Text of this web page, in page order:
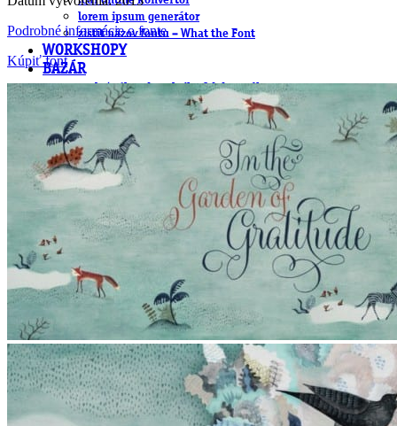
lorem ipsum generátor
zistiť názov fontu – What the Font
WORKSHOPY
BAZÁR
zaslať súbor do rubriky Od detepákov
Podrobné informácie o fonte
Kúpiť font